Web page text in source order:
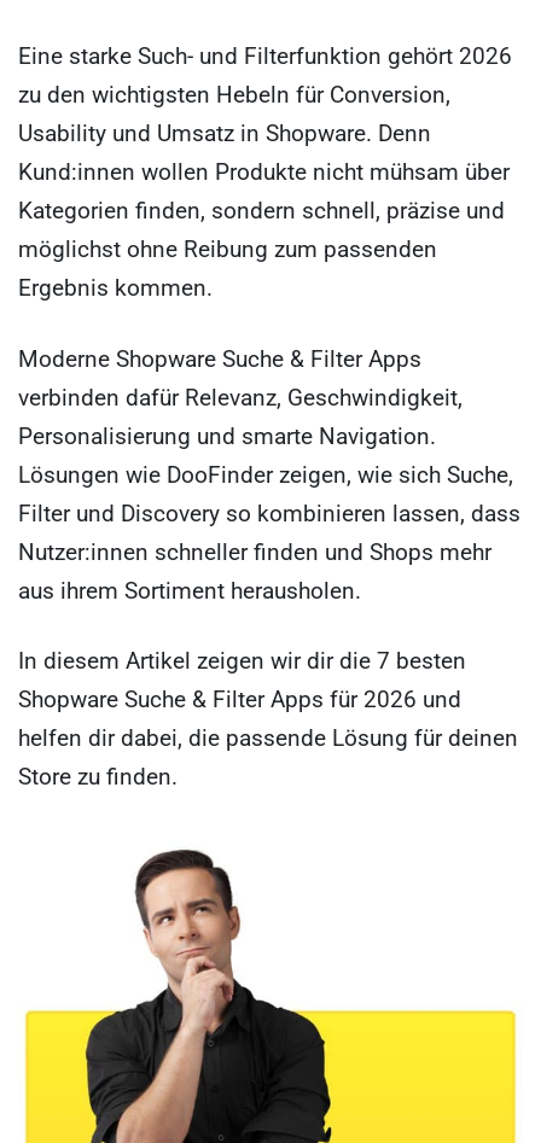
Eine starke Such- und Filterfunktion gehört 2026
zu den wichtigsten Hebeln für Conversion,
Usability und Umsatz in Shopware. Denn
Kund:innen wollen Produkte nicht mühsam über
Kategorien finden, sondern schnell, präzise und
möglichst ohne Reibung zum passenden
Ergebnis kommen.
Moderne Shopware Suche & Filter Apps
verbinden dafür Relevanz, Geschwindigkeit,
Personalisierung und smarte Navigation.
Lösungen wie DooFinder zeigen, wie sich Suche,
Filter und Discovery so kombinieren lassen, dass
Nutzer:innen schneller finden und Shops mehr
aus ihrem Sortiment herausholen.
In diesem Artikel zeigen wir dir die 7 besten
Shopware Suche & Filter Apps für 2026 und
helfen dir dabei, die passende Lösung für deinen
Store zu finden.